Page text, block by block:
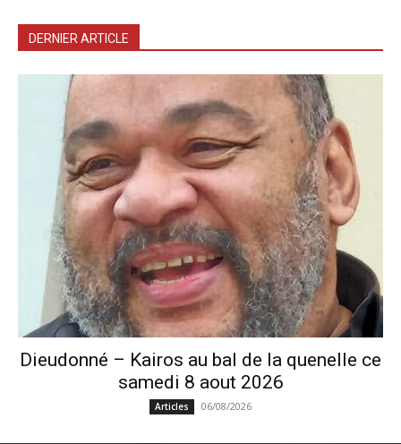
DERNIER ARTICLE
Dieudonné – Kairos au bal de la quenelle ce
samedi 8 aout 2026
Articles 06/08/2026